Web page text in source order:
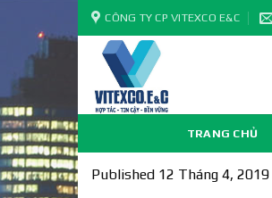
Skip
to
content
CÔNG TY CP VITEXCO E&C
TRANG CHỦ
Published 12 Tháng 4, 2019